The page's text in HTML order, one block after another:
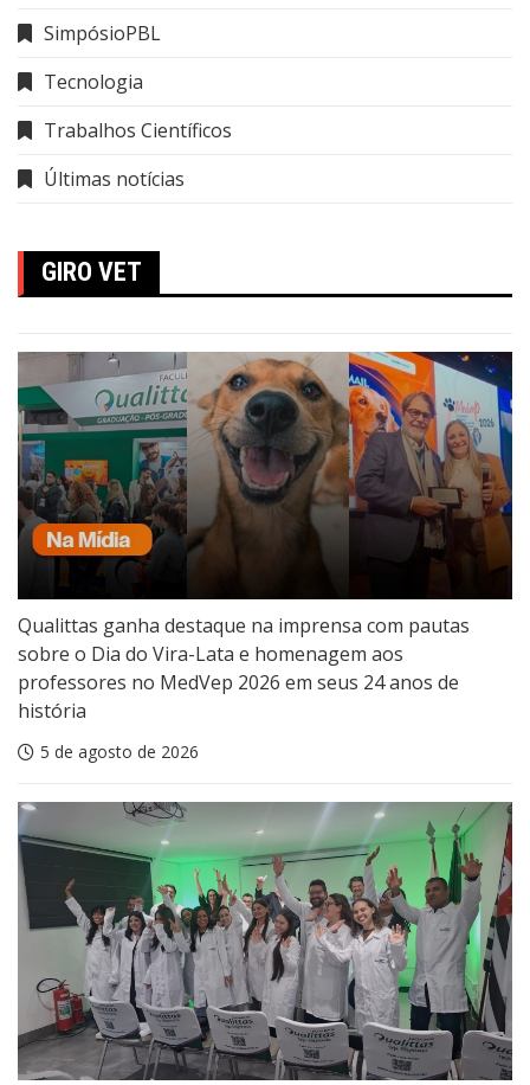
SimpósioPBL
Tecnologia
Trabalhos Científicos
Últimas notícias
GIRO VET
Qualittas ganha destaque na imprensa com pautas
sobre o Dia do Vira-Lata e homenagem aos
professores no MedVep 2026 em seus 24 anos de
história
5 de agosto de 2026